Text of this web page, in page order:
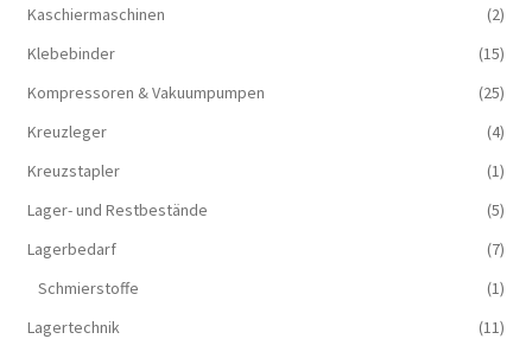
Kaschiermaschinen
(2)
Klebebinder
(15)
Kompressoren & Vakuum­pumpen
(25)
Kreuzleger
(4)
Kreuzstapler
(1)
Lager- und Restbestände
(5)
Lagerbedarf
(7)
Schmierstoffe
(1)
Lagertechnik
(11)